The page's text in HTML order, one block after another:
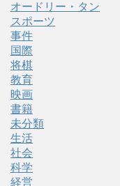
オードリー・タン
スポーツ
事件
国際
将棋
教育
映画
書籍
未分類
生活
社会
科学
経営